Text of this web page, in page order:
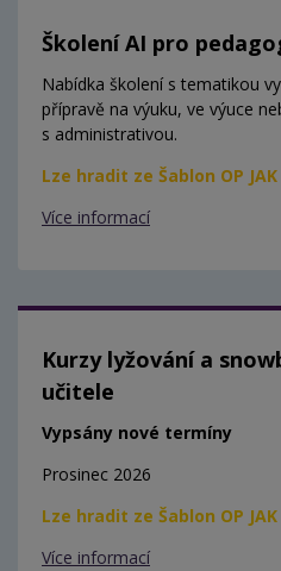
Školení AI pro
Nabídka školení s tematikou
přípravě na výuku, ve výuce
s administrativou.
Lze hradit ze Šablon OP JAK
Více informací
Kurzy lyžování a
učitele
Vypsány nové termíny
Prosinec 2026
Lze hradit ze Šablon OP JAK
Více informací